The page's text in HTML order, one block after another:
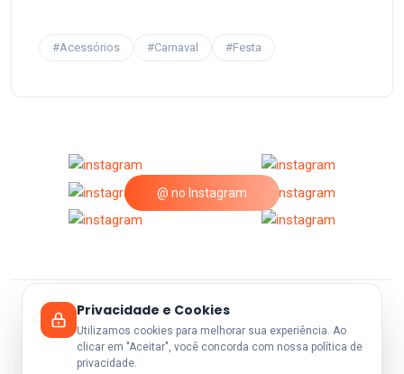
#Acessórios #Carnaval #Festa
@ no Instagram
© 2026 A25Festas.
Privacidade e Cookies
Utilizamos cookies para melhorar sua experiência. Ao
clicar em "Aceitar", você concorda com nossa política de
privacidade.